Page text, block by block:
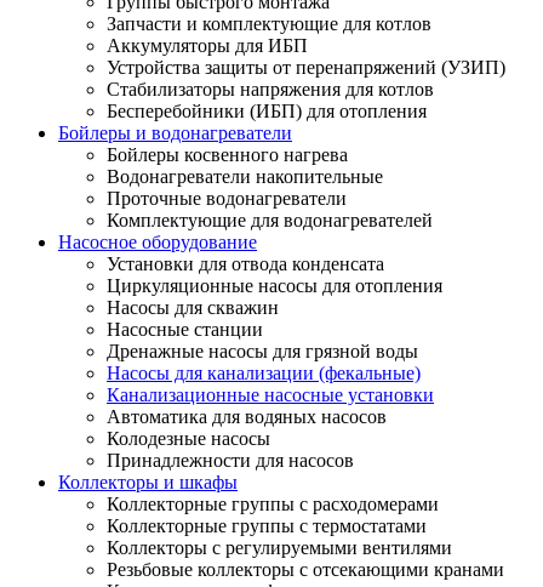
Запчасти и комплектующие для котлов
Аккумуляторы для ИБП
Устройства защиты от перенапряжений (УЗИП)
Стабилизаторы напряжения для котлов
Бесперебойники (ИБП) для отопления
Бойлеры и водонагреватели
Бойлеры косвенного нагрева
Водонагреватели накопительные
Проточные водонагреватели
Комплектующие для водонагревателей
Насосное оборудование
Установки для отвода конденсата
Циркуляционные насосы для отопления
Насосы для скважин
Насосные станции
Дренажные насосы для грязной воды
Насосы для канализации (фекальные)
Канализационные насосные установки
Автоматика для водяных насосов
Колодезные насосы
Принадлежности для насосов
Коллекторы и шкафы
Коллекторные группы с расходомерами
Коллекторные группы с термостатами
Коллекторы с регулируемыми вентилями
Резьбовые коллекторы с отсекающими кранами